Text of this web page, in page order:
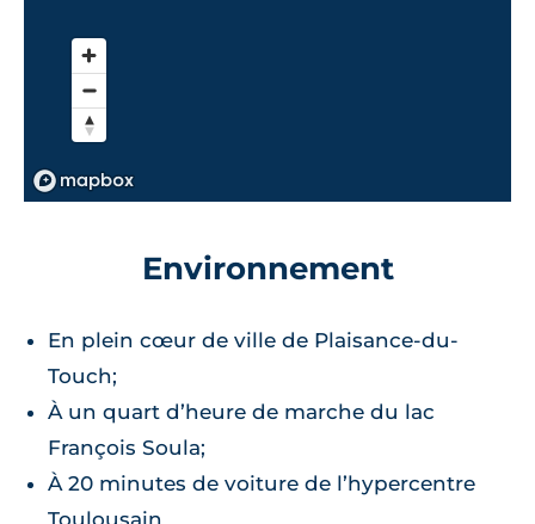
Environnement
En plein cœur de ville de Plaisance-du-
Touch;
À un quart d’heure de marche du lac
François Soula;
À 20 minutes de voiture de l’hypercentre
Toulousain